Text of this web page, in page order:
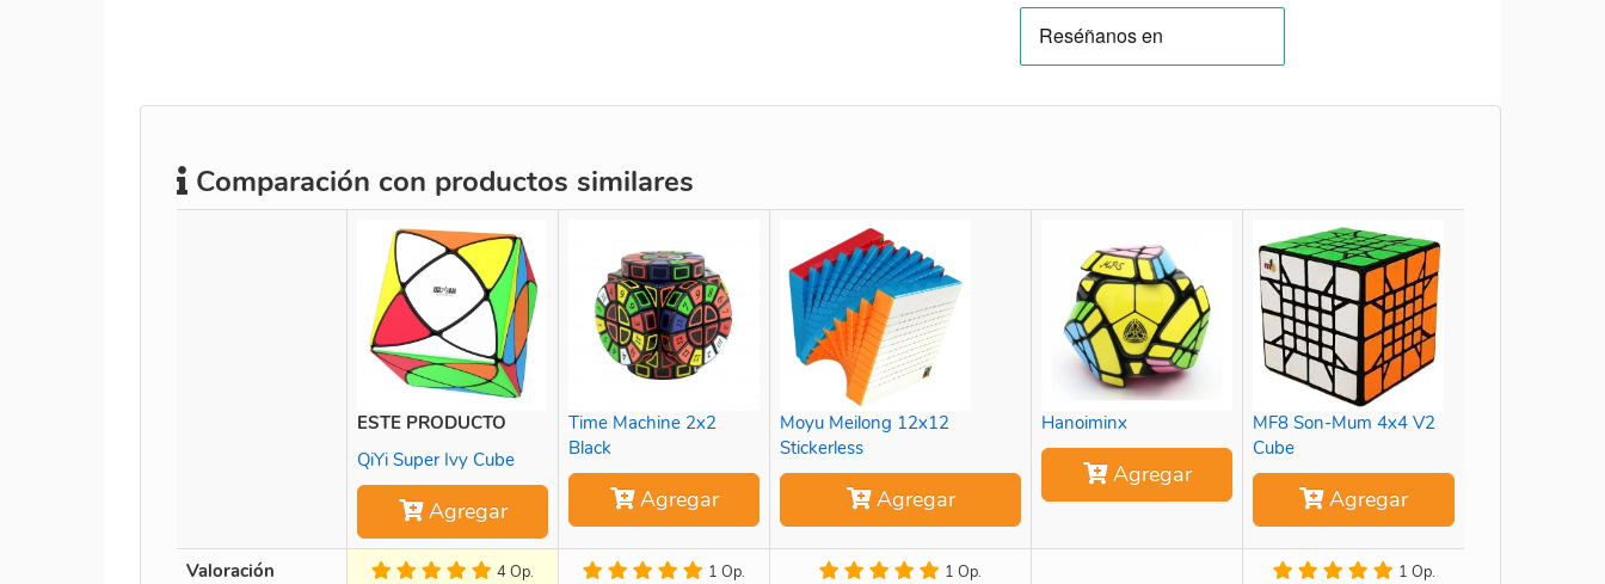
Comparación con productos similares
ESTE PRODUCTO
QiYi Super Ivy Cube
Agregar
Time Machine 2x2
Black
Agregar
Moyu Meilong 12x12
Stickerless
Agregar
Hanoiminx
Agregar
MF8 Son-Mum 4x4 V2
Cube
Agregar
Valoración 4 Op. 1 Op. 1 Op. 1 Op.